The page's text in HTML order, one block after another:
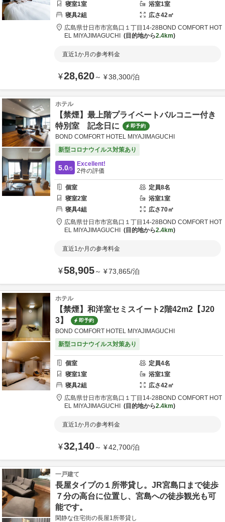
寝室1室 浴室1室
寝具2組 広さ42㎡
広島県廿日市市宮島口１丁目14-28BOND COMFORT HOT
EL MIYAJIMAGUCHI
目的地から2.4km
直近1か月の参考料金
¥28,620～ ¥38,300/泊
ホテル
【禁煙】最上階プライベートバルコニー付き
特別室 記念日に
即予約
BOND COMFORT HOTEL MIYAJIMAGUCHI
新型コロナウイルス対策あり
5.0/5
Excellent!
2件の評価
個室 定員8名
寝室2室 浴室1室
寝具4組 広さ70㎡
広島県廿日市市宮島口１丁目14-28BOND COMFORT HOT
EL MIYAJIMAGUCHI
目的地から2.4km
直近1か月の参考料金
¥58,905～ ¥73,865/泊
ホテル
【禁煙】和洋室セミスイート2階42m2【J20
3】
即予約
BOND COMFORT HOTEL MIYAJIMAGUCHI
新型コロナウイルス対策あり
個室 定員4名
寝室1室 浴室1室
寝具2組 広さ42㎡
広島県廿日市市宮島口１丁目14-28BOND COMFORT HOT
EL MIYAJIMAGUCHI
目的地から2.4km
直近1か月の参考料金
¥32,140～ ¥42,700/泊
一戸建て
長屋タイプの１所帯貸し。JR宮島口まで徒歩
７分の高台に位置し、宮島への徒歩観光も可
能です。
閑静な住宅街の長屋1所帯貸し